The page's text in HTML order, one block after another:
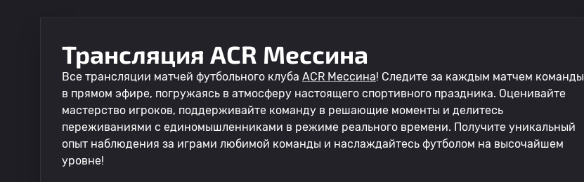
Трансляция ACR Мессина
Все трансляции матчей футбольного клуба ACR Мессина! Следите за каждым матчем команды
в прямом эфире, погружаясь в атмосферу настоящего спортивного праздника. Оценивайте
мастерство игроков, поддерживайте команду в решающие моменты и делитесь
переживаниями с единомышленниками в режиме реального времени. Получите уникальный
опыт наблюдения за играми любимой команды и наслаждайтесь футболом на высочайшем
уровне!